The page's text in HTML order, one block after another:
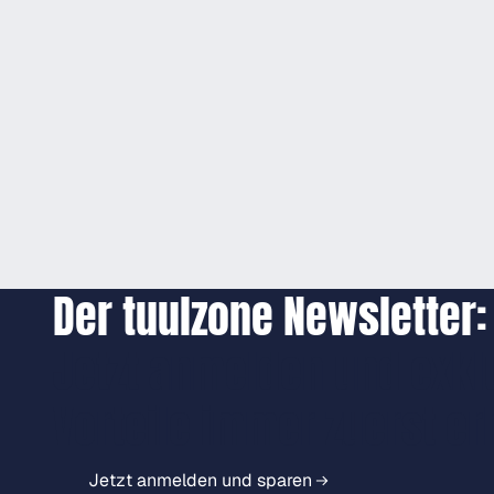
Der tuulzone Newsletter:
Jetzt anmelden und sparen